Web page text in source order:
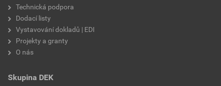
Technická podpora
Dodací listy
Vystavování dokladů | EDI
Projekty a granty
O nás
Skupina DEK